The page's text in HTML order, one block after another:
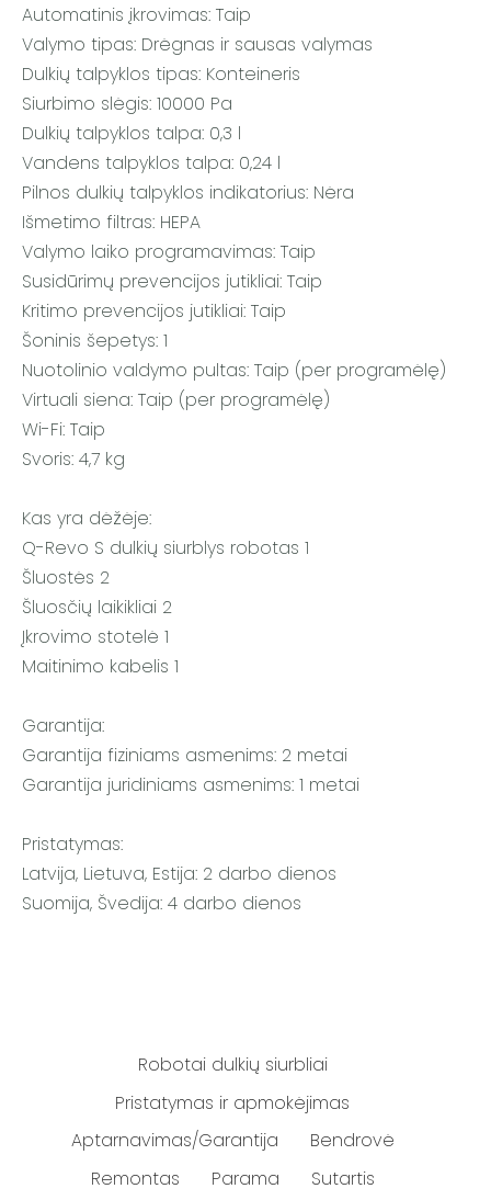
Automatinis įkrovimas: Taip
Valymo tipas: Drėgnas ir sausas valymas
Dulkių talpyklos tipas: Konteineris
Siurbimo slėgis: 10000 Pa
Dulkių talpyklos talpa: 0,3 l
Vandens talpyklos talpa: 0,24 l
Pilnos dulkių talpyklos indikatorius: Nėra
Išmetimo filtras: HEPA
Valymo laiko programavimas: Taip
Susidūrimų prevencijos jutikliai: Taip
Kritimo prevencijos jutikliai: Taip
Šoninis šepetys: 1
Nuotolinio valdymo pultas: Taip (per programėlę)
Virtuali siena: Taip (per programėlę)
Wi-Fi: Taip
Svoris: 4,7 kg
Kas yra dėžėje:
Q-Revo S dulkių siurblys robotas 1
Šluostės 2
Šluosčių laikikliai 2
Įkrovimo stotelė 1
Maitinimo kabelis 1
Garantija:
Garantija fiziniams asmenims: 2 metai
Garantija juridiniams asmenims: 1 metai
Pristatymas:
Latvija, Lietuva, Estija: 2 darbo dienos
Suomija, Švedija: 4 darbo dienos
Robotai dulkių siurbliai
Pristatymas ir apmokėjimas
Aptarnavimas/Garantija
Bendrovė
Remontas
Parama Sutartis